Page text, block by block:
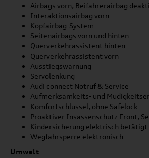
Airbags vorn, Beifahrerairbag
Interaktionsairbag vorn
Kopfairbag-System
Seitenairbags vorn und hinten
Querverkehrassistent hinten
Querverkehrassistent vorn
Ausstiegswarnung
Servolenkung
Audi connect Notruf & Service
Aufmerksamkeits- und
Komfortschlüssel, ohne Safelock
Proaktiver Insassenschutz Front,
Kindersicherung elektrisch betätigt
Wegfahrsperre elektronisch
Umwelt